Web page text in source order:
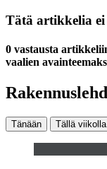
Tätä artikkelia
0 vastausta
vaalien
Tänään Tällä viikolla